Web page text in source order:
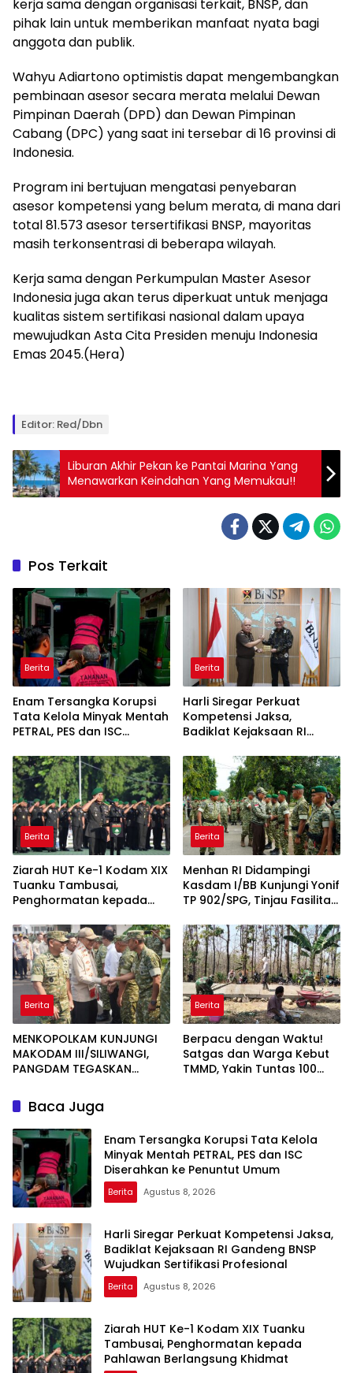
kerja sama dengan organisasi terkait, BNSP, dan
pihak lain untuk memberikan manfaat nyata bagi
anggota dan publik.
Wahyu Adiartono optimistis dapat mengembangkan
pembinaan asesor secara merata melalui Dewan
Pimpinan Daerah (DPD) dan Dewan Pimpinan
Cabang (DPC) yang saat ini tersebar di 16 provinsi di
Indonesia.
Program ini bertujuan mengatasi penyebaran
asesor kompetensi yang belum merata, di mana dari
total 81.573 asesor tersertifikasi BNSP, mayoritas
masih terkonsentrasi di beberapa wilayah.
Kerja sama dengan Perkumpulan Master Asesor
Indonesia juga akan terus diperkuat untuk menjaga
kualitas sistem sertifikasi nasional dalam upaya
mewujudkan Asta Cita Presiden menuju Indonesia
Emas 2045.(Hera)
Editor: Red/Dbn
Liburan Akhir Pekan ke Pantai Marina Yang
Menawarkan Keindahan Yang Memukau!!
Pos Terkait
Berita
Enam Tersangka Korupsi
Tata Kelola Minyak Mentah
PETRAL, PES dan ISC
Umum
Berita
Harli Siregar Perkuat
Kompetensi Jaksa,
Badiklat Kejaksaan RI
Sertifikasi Profesional
Berita
Ziarah HUT Ke-1 Kodam XIX
Tuanku Tambusai,
Penghormatan kepada
Khidmat
Berita
Menhan RI Didampingi
Kasdam I/BB Kunjungi Yonif
TP 902/SPG, Tinjau Fasilitas
Berita
MENKOPOLKAM KUNJUNGI
MAKODAM III/SILIWANGI,
PANGDAM TEGASKAN
MENJAGA STABILITAS
NASIONAL
Berita
Berpacu dengan Waktu!
Satgas dan Warga Kebut
TMMD, Yakin Tuntas 100
Baca Juga
Enam Tersangka Korupsi Tata Kelola
Minyak Mentah PETRAL, PES dan ISC
Diserahkan ke Penuntut Umum
Berita Agustus 8, 2026
Harli Siregar Perkuat Kompetensi Jaksa,
Badiklat Kejaksaan RI Gandeng BNSP
Wujudkan Sertifikasi Profesional
Berita Agustus 8, 2026
Ziarah HUT Ke-1 Kodam XIX Tuanku
Tambusai, Penghormatan kepada
Pahlawan Berlangsung Khidmat